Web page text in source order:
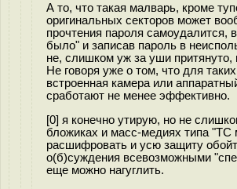
А то, что такая малварь, кроме
оригинальных секторов может
прочтения пароля самоудалится,
было" и записав пароль в
не, слишком уж за уши притянуто,
Не говоря уже о том, что для
встроенная камера или
сработают не менее эффективно.
[0] я конечно утирую, но не
бложиках и масс-медиях типа "ТС
расшифровать и усю защиту
о(б)суждения всевозможными
еще можно нагуглить.